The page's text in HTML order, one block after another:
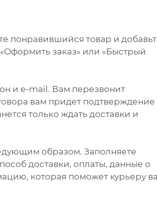
понравившийся товар и
заказ» или «Быстрый
и e-mail. Вам перезвонит
вам придет подтверждение
только ждать доставки и
образом. Заполняете
доставки, оплаты, данные о
которая поможет курьеру